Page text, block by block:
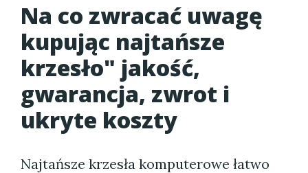
Na co zwracać uwagę
kupując najtańsze
krzesło" jakość,
gwarancja, zwrot i
ukryte koszty
Najtańsze krzesła komputerowe łatwo